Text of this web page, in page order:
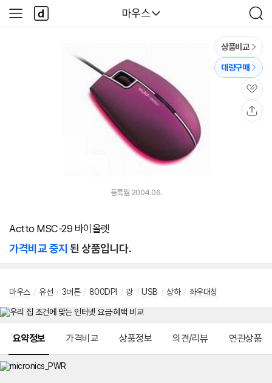
다나와
마우스
검
색
사
이
다
나
와
상품비교
대량구매
관
심
등록월 2004.06.
Actto MSC-29 바이올렛
가격비교 중지 된 상품입니다.
마우스 / 유선 / 3버튼 / 800DPI / 광 / USB / 상하 / 좌우대칭
요약정보 가격비교 상품정보 의견/리뷰 연관상품